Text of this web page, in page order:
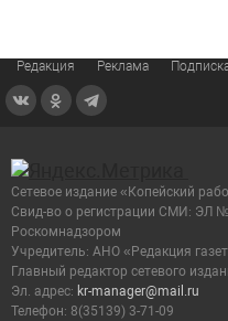
Редакция Реклама
Сетевое издание «Копейский
Cвид-во о регистрации СМИ: ЭЛ
Роскомнадзором
Учредитель: АНО «Редакция
Главный редактор сетевого
Эл. адрес: kr-manager@mail.ru
Телефон: 8(35139) 3-71-09